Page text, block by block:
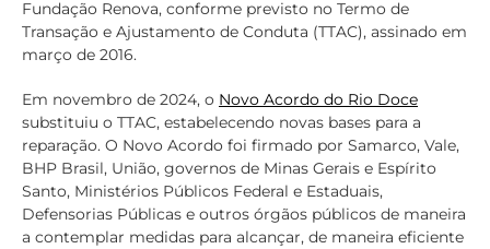
Fundação Renova, conforme previsto no Termo de
Transação e Ajustamento de Conduta (TTAC), assinado em
março de 2016.
Em novembro de 2024, o Novo Acordo do Rio Doce
substituiu o TTAC, estabelecendo novas bases para a
reparação. O Novo Acordo foi firmado por Samarco, Vale,
BHP Brasil, União, governos de Minas Gerais e Espírito
Santo, Ministérios Públicos Federal e Estaduais,
Defensorias Públicas e outros órgãos públicos de maneira
a contemplar medidas para alcançar, de maneira eficiente